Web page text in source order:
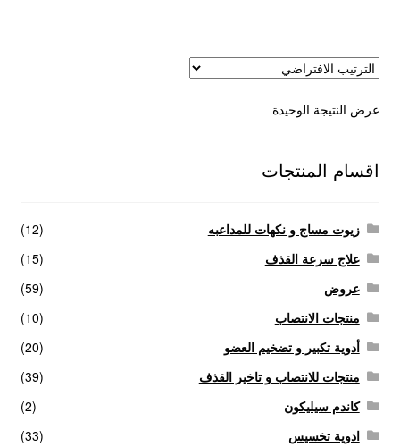
علاج سرعة القذف
كاندم سيليكون
لانجيري مثير
منتجات خاصة بالزوج
منتجات خاصة بالزوجة
منتجات لاثارة الزوجه
منتجات للانتصاب و تاخير القذف
عرض النتيجة الوحيدة
اقسام المنتجات
زيوت مساج و نكهات للمداعبه
(12)
علاج سرعة القذف
(15)
عروض
(59)
منتجات الانتصاب
(10)
أدوية تكبير و تضخيم العضو
(20)
منتجات للانتصاب و تاخير القذف
(39)
كاندم سيليكون
(2)
ادوية تخسيس
(33)